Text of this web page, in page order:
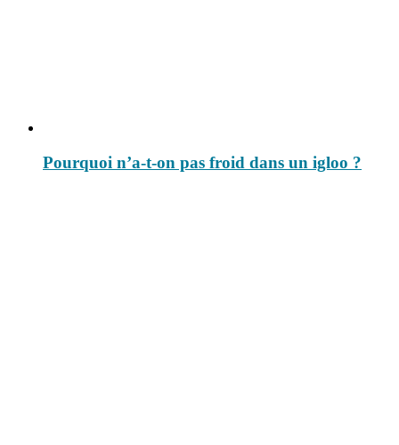
Pourquoi n’a-t-on pas froid dans un igloo ?